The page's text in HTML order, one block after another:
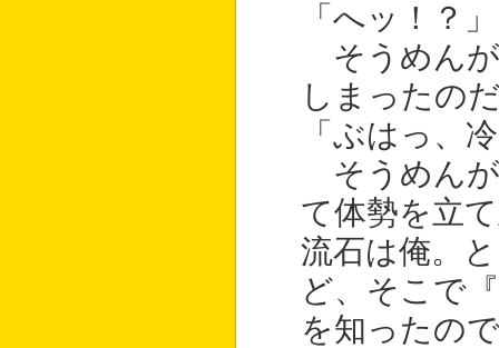
「へッ！？」
そうめんが
しまったの
「ぶはっ、
そうめんが
て体勢を立
流石は俺。
ど、そこで
を知ったの